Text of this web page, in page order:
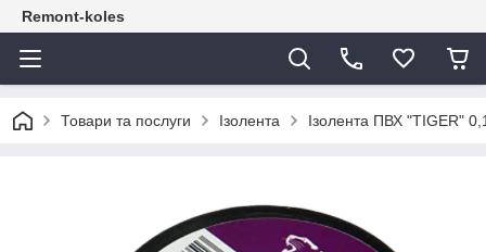
Remont-koles
Товари та послуги Ізолента Ізолента ПВХ "TIGER"